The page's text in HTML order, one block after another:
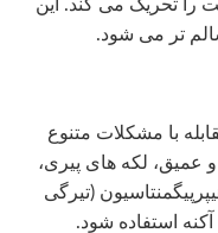
را تحریک می کند. این
تر می شود.
با مشکلات متنوع
عمیق، لکه های پیری،
(تیرگی
استفاده شود.